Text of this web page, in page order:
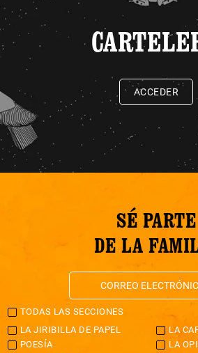
ACCEDER
SÉ PARTE
DE LA
TODAS LAS SECCIONES
LA JIRIBILLA DE PAPEL
LA
POESÍA
LA